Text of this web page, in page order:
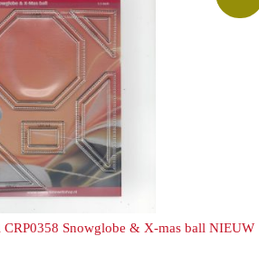
CRP0358 Snowglobe & X-mas ball NIEUW